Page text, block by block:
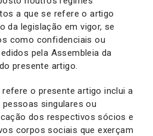
a que se refere o artigo
da legislação em vigor, se
como confidenciais ou
pela Assembleia da
presente artigo.
o presente artigo inclui a
singulares ou
dos respectivos sócios e
corpos sociais que exerçam